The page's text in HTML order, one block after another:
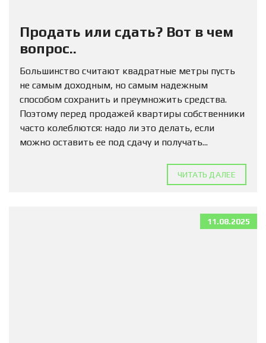
Продать или сдать? Вот в чем
вопрос..
Большинство считают квадратные метры пусть
не самым доходным, но самым надежным
способом сохранить и преумножить средства.
Поэтому перед продажей квартиры собственники
часто колеблются: надо ли это делать, если
можно оставить ее под сдачу и получать...
ЧИТАТЬ ДАЛЕЕ
11.08.2025